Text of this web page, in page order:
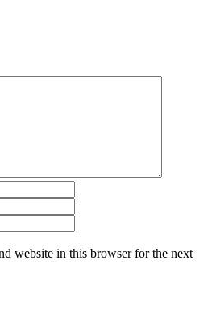
website in this browser for the next